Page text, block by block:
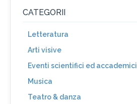
CATEGORII
Letteratura
Arti visive
Eventi scientifici ed accademici
Musica
Teatro & danza